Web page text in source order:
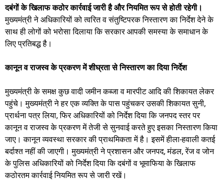
दबंगों के खिलाफ कठोर कार्रवाई जारी है और नियमित रूप से होती रहेगी।
मुख्यमंत्री ने अधिकारियों को त्वरित व संतुष्टिपरक निस्तारण का निर्देश देने के
साथ ही लोगों को भरोसा दिलाया कि सरकार आपकी समस्या के समाधान के
लिए प्रतिबद्ध है।
कानून व राजस्व के प्रकरण में शीघ्रता से निस्तारण का दिया निर्देश
मुख्यमंत्री के समक्ष कुछ वादी जमीन कब्जा व मारपीट आदि की शिकायत लेकर
पहुंचे। मुख्यमंत्री ने हर एक व्यक्ति के पास पहुंचकर उसकी शिकायत सुनी,
प्रार्थना पत्र लिया, फिर अधिकारियों को निर्देश दिया कि जनपद स्तर पर
कानून व राजस्व के प्रकरण में तेजी से सुनवाई करते हुए इसका निस्तारण किया
जाए। कानून व्यवस्था सरकार की प्राथमिकता में है। इसमें हीला-हवाली कतई
बर्दाश्त नहीं की जाएगी। मुख्यमंत्री ने प्रशासन और जनपद, मंडल, रेंज व जोन
के पुलिस अधिकारियों को निर्देश दिया कि दबंगों व भूमाफिया के खिलाफ
कठोरतम कार्रवाई नियमित रूप से जारी रखें।